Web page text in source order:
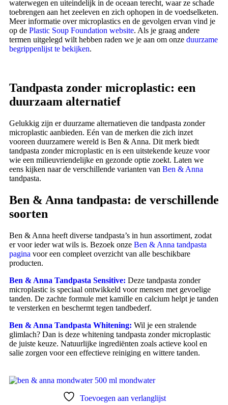
waterwegen en uiteindelijk in de oceaan terecht, waar ze schade
toebrengen aan het zeeleven en zich ophopen in de voedselketen.
Meer informatie over microplastics en de gevolgen ervan vind je
op de Plastic Soup Foundation website. Als je graag andere
termen uitgelegd wilt hebben raden we je aan om onze duurzame
begrippenlijst te bekijken.
Tandpasta zonder microplastic: een
duurzaam alternatief
Gelukkig zijn er duurzame alternatieven die tandpasta zonder
microplastic aanbieden. Eén van de merken die zich inzet
vooreen duurzamere wereld is Ben & Anna. Dit merk biedt
tandpasta zonder microplastic en is een uitstekende keuze voor
wie een milieuvriendelijke en gezonde optie zoekt. Laten we
eens kijken naar de verschillende varianten van Ben & Anna
tandpasta.
Ben & Anna tandpasta: de verschillende
soorten
Ben & Anna heeft diverse tandpasta’s in hun assortiment, zodat
er voor ieder wat wils is. Bezoek onze Ben & Anna tandpasta
pagina voor een compleet overzicht van alle beschikbare
producten.
Ben & Anna Tandpasta Sensitive: Deze tandpasta zonder
microplastic is speciaal ontwikkeld voor mensen met gevoelige
tanden. De zachte formule met kamille en calcium helpt je tanden
te versterken en beschermt tegen tandbederf.
Ben & Anna Tandpasta Whitening: Wil je een stralende
glimlach? Dan is deze whitening tandpasta zonder microplastic
de juiste keuze. Natuurlijke ingrediënten zoals actieve kool en
salie zorgen voor een effectieve reiniging en wittere tanden.
Toevoegen aan verlanglijst